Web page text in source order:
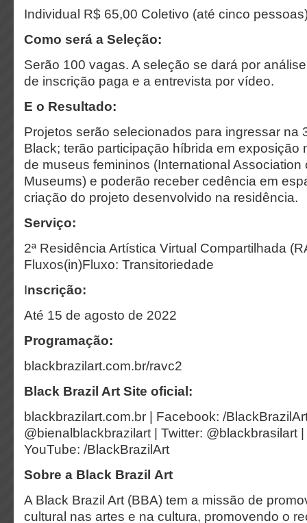
Individual R$ 65,00 Coletivo (até cinco
Como será a Seleção:
Serão 100 vagas. A seleção se dará por
de inscrição paga e a entrevista por vídeo.
E o Resultado:
Projetos serão selecionados para ingressar na
Black; terão participação híbrida em exposição
de museus femininos (International Association
Museums) e poderão receber cedência em
criação do projeto desenvolvido na residência.
Serviço:
2ª Residência Artística Virtual Compartilhada
Fluxos(in)Fluxo: Transitoriedade
Inscrição:
Até 15 de agosto de 2022
Programação:
blackbrazilart.com.br/ravc2
Black Brazil Art Site oficial:
blackbrazilart.com.br | Facebook: /
@bienalblackbrazilart | Twitter: @blackbrasilart |
YouTube: /BlackBrazilArt
Sobre a Black Brazil Art
A Black Brazil Art (BBA) tem a missão de
cultural nas artes e na cultura, promovendo o